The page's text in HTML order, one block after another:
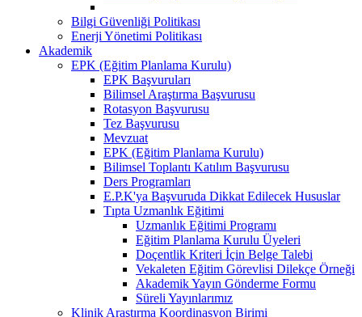
Bilgi Güvenliği Politikası
Enerji Yönetimi Politikası
Akademik
EPK (Eğitim Planlama Kurulu)
EPK Başvuruları
Bilimsel Araştırma Başvurusu
Rotasyon Başvurusu
Tez Başvurusu
Mevzuat
EPK (Eğitim Planlama Kurulu)
Bilimsel Toplantı Katılım Başvurusu
Ders Programları
E.P.K'ya Başvuruda Dikkat Edilecek Hususlar
Tıpta Uzmanlık Eğitimi
Uzmanlık Eğitimi Programı
Eğitim Planlama Kurulu Üyeleri
Doçentlik Kriteri İçin Belge Talebi
Vekaleten Eğitim Görevlisi Dilekçe Örneği
Akademik Yayın Gönderme Formu
Süreli Yayınlarımız
Klinik Araştırma Koordinasyon Birimi